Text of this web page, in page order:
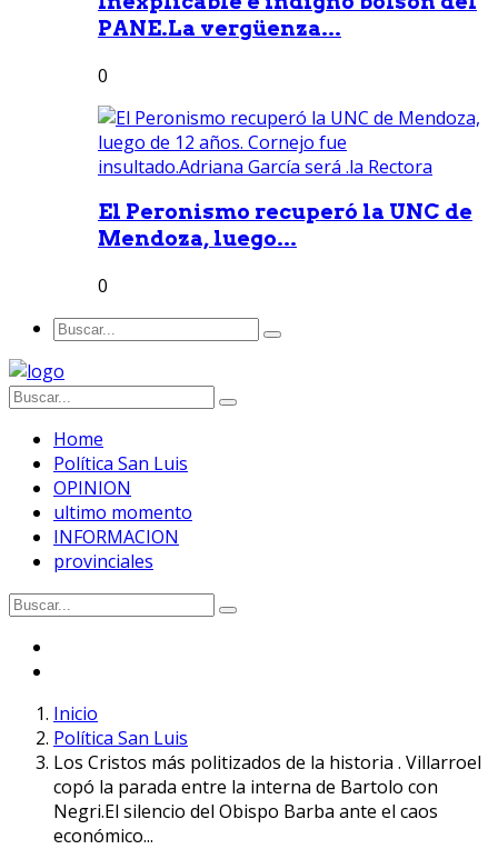
PANE.La vergüenza...
0
El Peronismo recuperó la UNC de
Mendoza, luego...
0
Home
Política San Luis
OPINION
ultimo momento
INFORMACION
provinciales
Inicio
Política San Luis
Los Cristos más politizados de la historia . Villarroel
copó la parada entre la interna de Bartolo con
Negri.El silencio del Obispo Barba ante el caos
económico...